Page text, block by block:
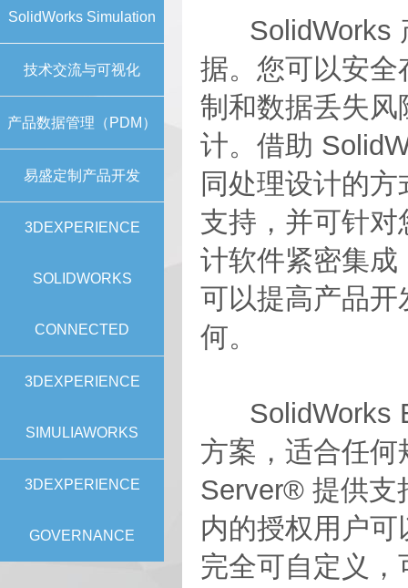
SolidWorks Simulation
技术交流与可视化
产品数据管理（PDM）
易盛定制产品开发
3DEXPERIENCE
SOLIDWORKS
CONNECTED
3DEXPERIENCE
SIMULIAWORKS
3DEXPERIENCE
GOVERNANCE
SolidWorks
据。您可以安
制和数据丢失
计。借助
同处理设计的
支持，并可针
计软件紧密集
可以提高产品
何。
SolidWorks
方案，适合任
Server® 提供支
内的授权用户
完全可自定义